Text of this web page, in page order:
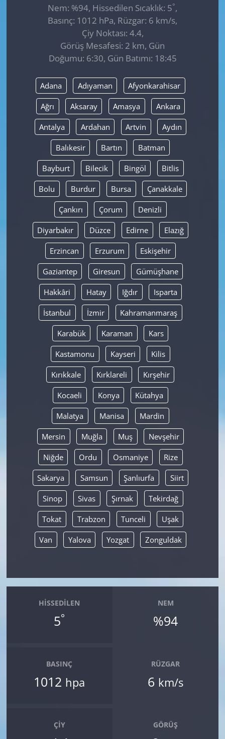
Nem: %94, Hissedilen Sıcaklık: 5°,
Basınç: 1012 hPa, Rüzgar: 6 km/s,
Çiy Noktası: 4.4,
Görüş Mesafesi: 2 km, Gün
Doğumu: 6:30, Gün Batımı: 18:45
Adana Adıyaman Afyonkarahisar
Ağrı Aksaray Amasya Ankara
Antalya Ardahan Artvin Aydın
Balıkesir Bartın Batman
Bayburt Bilecik Bingöl Bitlis
Bolu Burdur Bursa Çanakkale
Çankırı Çorum Denizli
Diyarbakır Düzce Edirne Elazığ
Erzincan Erzurum Eskişehir
Gaziantep Giresun Gümüşhane
Hakkâri Hatay Iğdır Isparta
İstanbul İzmir Kahramanmaraş
Karabük Karaman Kars
Kastamonu Kayseri Kilis
Kırıkkale Kırklareli Kırşehir
Kocaeli Konya Kütahya
Malatya Manisa Mardin
Mersin Muğla Muş Nevşehir
Niğde Ordu Osmaniye Rize
Sakarya Samsun Şanlıurfa Siirt
Sinop Sivas Şırnak Tekirdağ
Tokat Trabzon Tunceli Uşak
Van Yalova Yozgat Zonguldak
HISSEDILEN
5°
NEM
%94
BASINÇ
1012 hpa
RÜZGAR
6 km/s
ÇIY GÖRÜŞ
SAĞLIK
SPOR
Yerel